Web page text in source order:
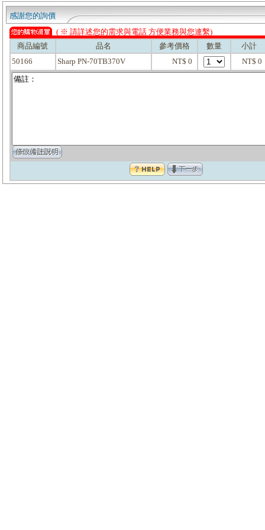
感謝您的詢價
( ※ 請詳述您的需求與電話 方便業務與您連繫)
商品編號
品名 參考價格 數量
小計
50166
Sharp PN-70TB370V NT$ 0 NT$ 0